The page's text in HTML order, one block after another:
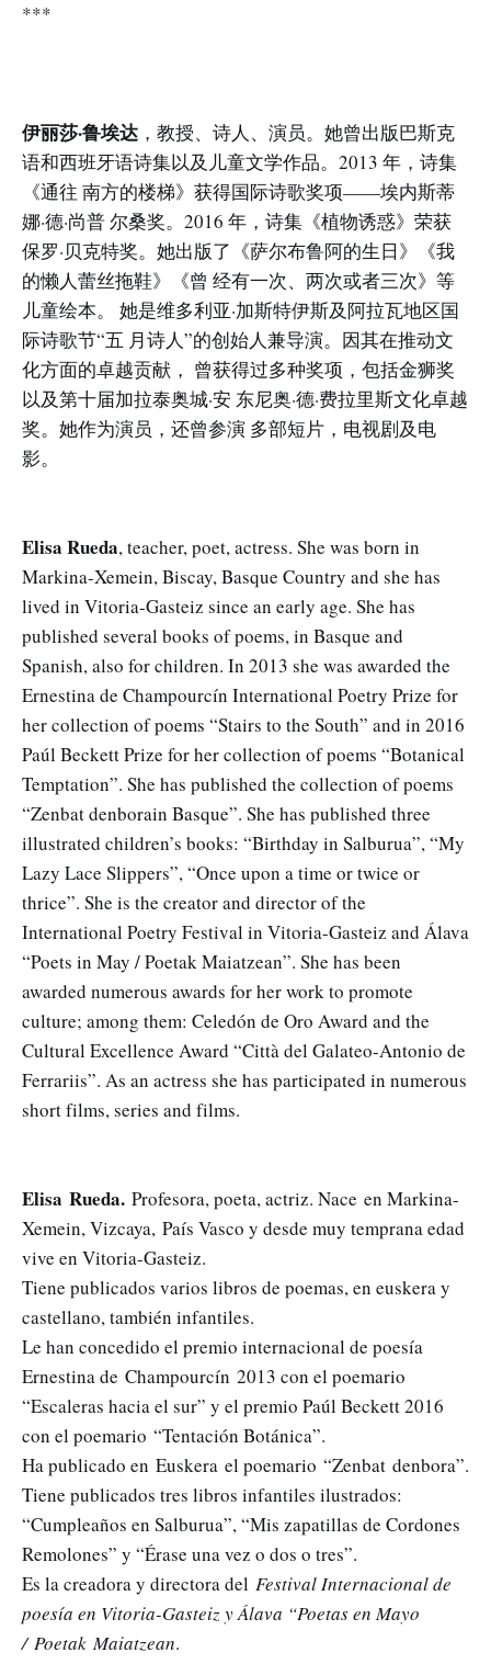
***
伊丽莎·鲁埃达 ，教授、诗人、演员。她曾出版巴斯克
语和西班牙语诗集以及儿童文学作品。2013 年，诗集
《通往 南方的楼梯》获得国际诗歌奖项——埃内斯蒂
娜·德·尚普 尔桑奖。2016 年，诗集《植物诱惑》荣获
保罗·贝克特奖。她出版了《萨尔布鲁阿的生日》《我
的懒人蕾丝拖鞋》《曾 经有一次、两次或者三次》等
儿童绘本。 她是维多利亚·加斯特伊斯及阿拉瓦地区国
际诗歌节“五 月诗人”的创始人兼导演。因其在推动文
化方面的卓越贡献， 曾获得过多种奖项，包括金狮奖
以及第十届加拉泰奥城·安 东尼奥·德·费拉里斯文化卓越
奖。她作为演员，还曾参演 多部短片，电视剧及电
影。
Elisa Rueda, teacher, poet, actress. She was born in
Markina-Xemein, Biscay, Basque Country and she has
lived in Vitoria-Gasteiz since an early age. She has
published several books of poems, in Basque and
Spanish, also for children. In 2013 she was awarded the
Ernestina de Champourcín International Poetry Prize for
her collection of poems “Stairs to the South” and in 2016
Paúl Beckett Prize for her collection of poems “Botanical
Temptation”. She has published the collection of poems
“Zenbat denborain Basque”. She has published three
illustrated children’s books: “Birthday in Salburua”, “My
Lazy Lace Slippers”, “Once upon a time or twice or
thrice”. She is the creator and director of the
International Poetry Festival in Vitoria-Gasteiz and Álava
“Poets in May / Poetak Maiatzean”. She has been
awarded numerous awards for her work to promote
culture; among them: Celedón de Oro Award and the
Cultural Excellence Award “Città del Galateo-Antonio de
Ferrariis”. As an actress she has participated in numerous
short films, series and films.
Elisa Rueda. Profesora, poeta, actriz. Nace en Markina-
Xemein, Vizcaya, País Vasco y desde muy temprana edad
vive en Vitoria-Gasteiz.
Tiene publicados varios libros de poemas, en euskera y
castellano, también infantiles.
Le han concedido el premio internacional de poesía
Ernestina de Champourcín 2013 con el poemario
“Escaleras hacia el sur” y el premio Paúl Beckett 2016
con el poemario “Tentación Botánica”.
Ha publicado en Euskera el poemario “Zenbat denbora”.
Tiene publicados tres libros infantiles ilustrados:
“Cumpleaños en Salburua”, “Mis zapatillas de Cordones
Remolones” y “Érase una vez o dos o tres”.
Es la creadora y directora del Festival Internacional de
poesía en Vitoria-Gasteiz y Álava “Poetas en Mayo
/ Poetak Maiatzean.